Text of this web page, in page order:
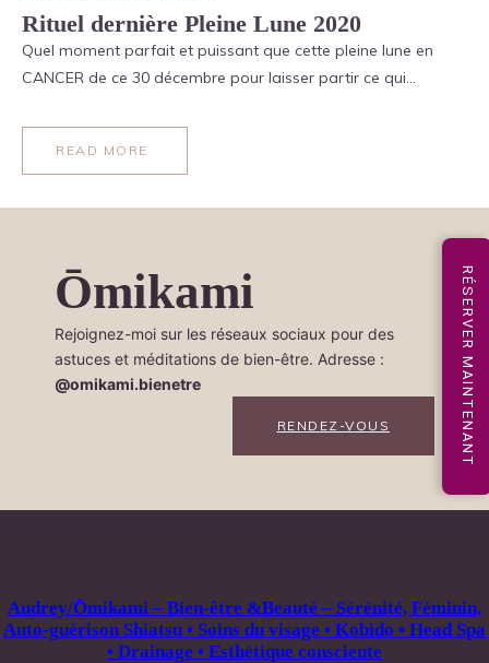
Rituel dernière Pleine Lune 2020
Quel moment parfait et puissant que cette pleine lune en
CANCER de ce 30 décembre pour laisser partir ce qui…
READ MORE
Ōmikami
Rejoignez-moi sur les réseaux sociaux pour des
astuces et méditations de bien-être. Adresse :
@omikami.bienetre
RENDEZ-VOUS RÉSERVER MAINTENANT
Audrey/Ōmikami – Bien-être &Beauté – Sérénité, Féminin,
Auto-guérison Shiatsu • Soins du visage • Kobido • Head Spa
• Drainage • Esthétique consciente